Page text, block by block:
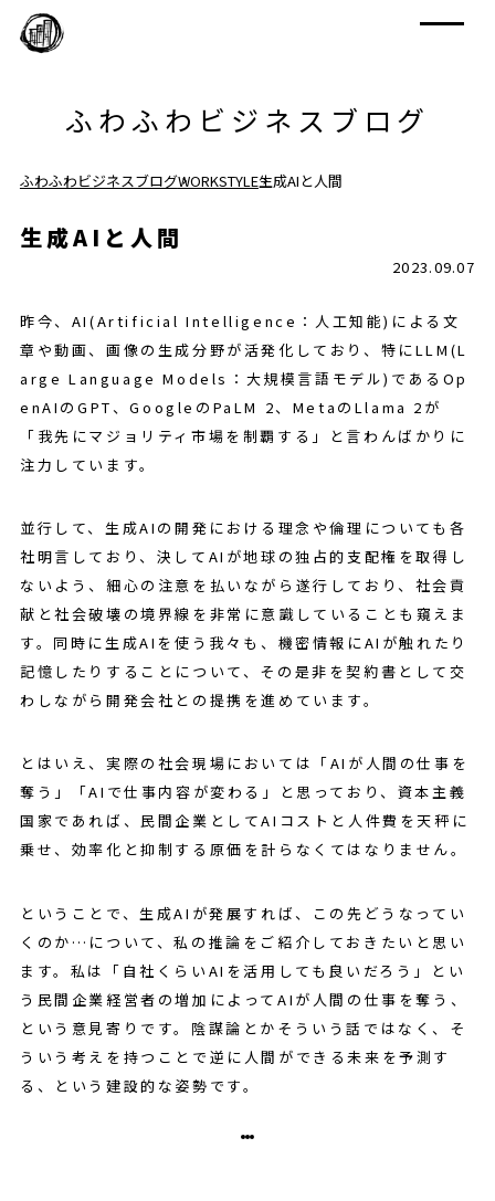
ふわふわビジネスブログ
ふわふわビジネスブログWORKSTYLE生成AIと人間
生成AIと人間
2023.09.07
昨今、AI(Artificial Intelligence：人工知能)による文
章や動画、画像の生成分野が活発化しており、特にLLM(L
arge Language Models：大規模言語モデル)であるOp
enAIのGPT、GoogleのPaLM 2、MetaのLlama 2が
「我先にマジョリティ市場を制覇する」と言わんばかりに
注力しています。
並行して、生成AIの開発における理念や倫理についても各
社明言しており、決してAIが地球の独占的支配権を取得し
ないよう、細心の注意を払いながら遂行しており、社会貢
献と社会破壊の境界線を非常に意識していることも窺えま
す。同時に生成AIを使う我々も、機密情報にAIが触れたり
記憶したりすることについて、その是非を契約書として交
わしながら開発会社との提携を進めています。
とはいえ、実際の社会現場においては「AIが人間の仕事を
奪う」「AIで仕事内容が変わる」と思っており、資本主義
国家であれば、民間企業としてAIコストと人件費を天秤に
乗せ、効率化と抑制する原価を計らなくてはなりません。
ということで、生成AIが発展すれば、この先どうなってい
くのか…について、私の推論をご紹介しておきたいと思い
ます。私は「自社くらいAIを活用しても良いだろう」とい
う民間企業経営者の増加によってAIが人間の仕事を奪う、
という意見寄りです。陰謀論とかそういう話ではなく、そ
ういう考えを持つことで逆に人間ができる未来を予測す
る、という建設的な姿勢です。